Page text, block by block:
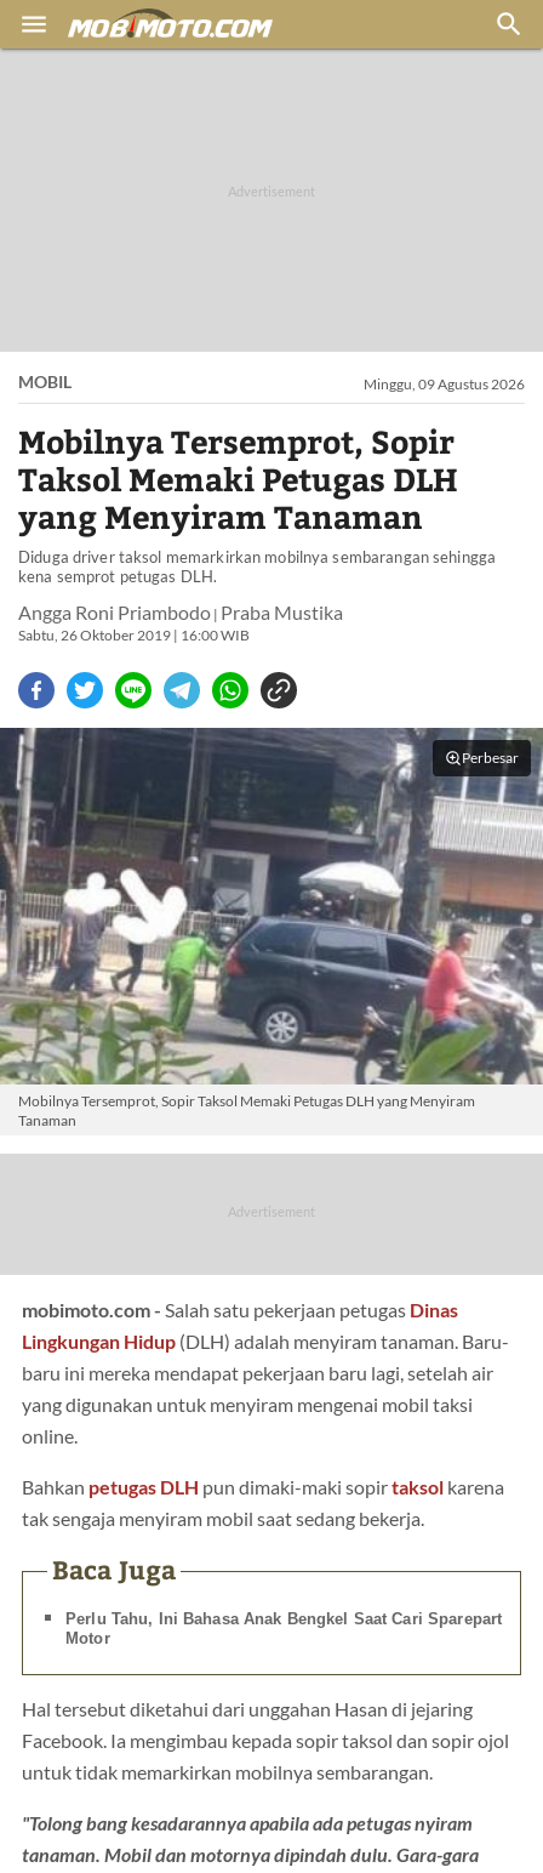
 
MOBIL Minggu, 09 Agustus 2026
Mobilnya Tersemprot, Sopir
Taksol Memaki Petugas DLH
yang Menyiram Tanaman
Diduga driver taksol memarkirkan mobilnya sembarangan sehingga
kena semprot petugas DLH.
Angga Roni Priambodo | Praba Mustika
Sabtu, 26 Oktober 2019 | 16:00 WIB
Perbesar
Mobilnya Tersemprot, Sopir Taksol Memaki Petugas DLH yang Menyiram
Tanaman
mobimoto.com - Salah satu pekerjaan petugas Dinas
Lingkungan Hidup (DLH) adalah menyiram tanaman. Baru-
baru ini mereka mendapat pekerjaan baru lagi, setelah air
yang digunakan untuk menyiram mengenai mobil taksi
online.
Bahkan petugas DLH pun dimaki-maki sopirtaksol karena
tak sengaja menyiram mobil saat sedang bekerja.
Baca Juga
Perlu Tahu, Ini Bahasa Anak Bengkel Saat Cari Sparepart
Motor
Hal tersebut diketahui dari unggahan Hasan di jejaring
Facebook. Ia mengimbau kepada sopir taksol dan sopir ojol
untuk tidak memarkirkan mobilnya sembarangan.
"Tolong bang kesadarannya apabila ada petugas nyiram
tanaman. Mobil dan motornya dipindah dulu. Gara-gara